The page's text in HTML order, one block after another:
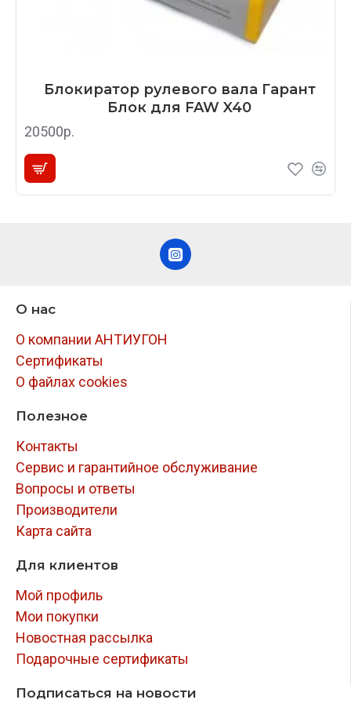
Блокиратор рулевого вала Гарант
Блок для FAW X40
20500р.
О нас
О компании АНТИУГОН
Сертификаты
О файлах cookies
Полезное
Контакты
Сервис и гарантийное обслуживание
Вопросы и ответы
Производители
Карта сайта
Для клиентов
Мой профиль
Мои покупки
Новостная рассылка
Подарочные сертификаты
Подписаться на новости